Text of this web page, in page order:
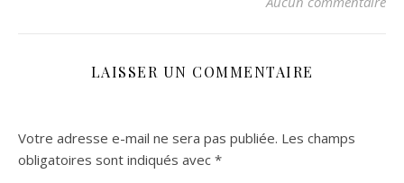
LAISSER UN COMMENTAIRE
Votre adresse e-mail ne sera pas publiée. Les champs
obligatoires sont indiqués avec *